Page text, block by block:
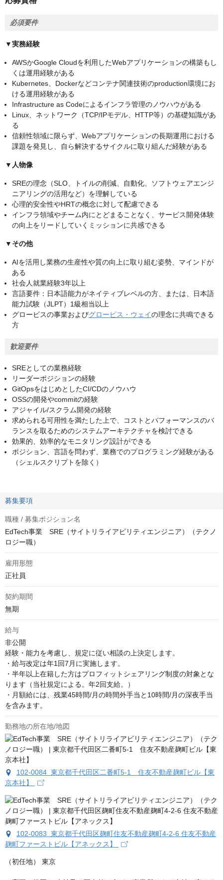
必須要件
▼実務経験
AWSかGoogle Cloudを利用したWebアプリケーションの構築もし
くは運用経験がある
Kubernetes、Dockerなどコンテナ関連技術のproduction環境にお
ける運用経験がある
Infrastructure as Codeによるインフラ管理のノウハウがある
Linux、ネットワーク（TCP/IPモデル、HTTP等）の基礎知識があ
る
信頼性領域に限らず、Webアプリケーションの長期運用における
課題を発見し、自ら解決するサイクルに取り組んだ経験がある
▼人物像
SREの理念（SLO、トイルの削減、自動化、ソフトウェアエンジ
ニアリングの活用など）を理解している
心理的安全性やHRTの概念に対して配慮できる
インフラ領域やチーム内にとどまることなく、サービス開発体験
の向上をリードしていくミッションに共感できる
▼その他
AIを活用し業務の生産性や質の向上に取り組む姿勢、マインドが
ある
社会人就業経験3年以上
言語要件：日本語能力がネイティブレベルの方、または、日本語
能力試験（JLPT）1級相当以上
グロービスの事業およびグロービス・ウェイの理念に共鳴できる
方
歓迎要件
SREとしての業務経験
リーダーポジションの経験
GitOpsをはじめとしたCI/CDのノウハウ
OSSの開発やcommitの経験
アジャイル/スクラム開発の経験
求められる可用性を満たした上で、コストとパフォーマンスのバ
ランスを取るためのシステムアーキテクチャを検討できる
効果的、効率的なモニタリング設計ができる
ポジション、言語を問わず、業務でのプログラミング経験がある
（シェルスクリプトを除く）
募集要項
職種 / 募集ポジション名
EdTech事業 SRE（サイトリライアビリティエンジニア）（テクノ
ロジー職）
雇用形態
正社員
契約期間
無期
給与
非公開
経験・能力を考慮し、規定に従い相談の上決定します。
・給与改定は年1回7月に実施します。
・半年以上在籍した方はプロフィットシェアリング制度の対象とな
ります（当社規定による。年2回支給。）
・月額給には、残業45時間/月の時間外手当と10時間/月の深夜手当
を含みます。
勤務地の所在地/地図
102-0084 東京都千代田区二番町5-1 住友不動産麹町ビル【東
京本社】
102-0083 東京都千代田区麹町住友不動産麹町4-2-6 住友不動産
麹町ファーストビル【アネックス】
（初任地） 東京